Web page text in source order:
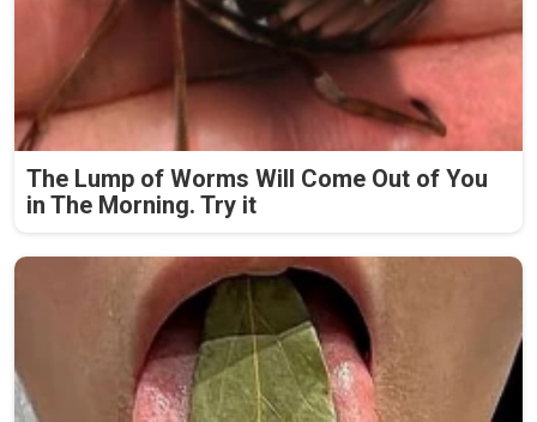
The Lump of Worms Will Come Out of You
in The Morning. Try it